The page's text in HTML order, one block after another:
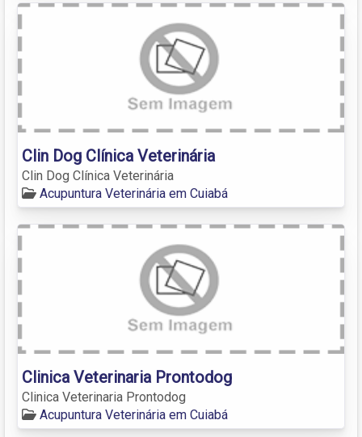
Clin Dog Clínica Veterinária
Clin Dog Clínica Veterinária
Acupuntura Veterinária em Cuiabá
Clinica Veterinaria Prontodog
Clinica Veterinaria Prontodog
Acupuntura Veterinária em Cuiabá